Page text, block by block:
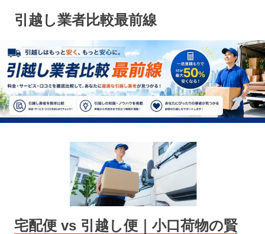
ン
ツ
へ
ス
キ
ッ
引越し業者比較最前線
宅配便 vs 引越し便｜小口荷物の賢